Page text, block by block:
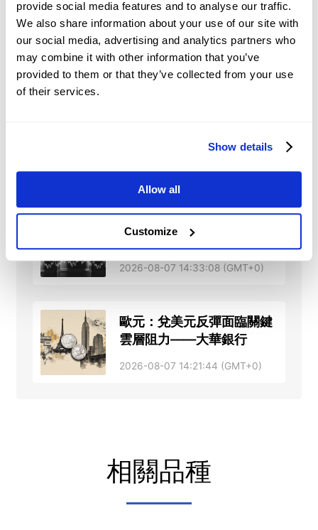
provide social media features and to analyse our traffic.
We also share information about your use of our site with
our social media, advertising and analytics partners who
may combine it with other information that you’ve
provided to them or that they’ve collected from your use
of their services.
Show details
Allow all
Customize
布倫特原油：美伊緊張局勢
支撐價格 – 荷蘭國際集團
2026-08-07 14:35:46 (GMT+0)
持平，市場聚焦美國非農就
2026-08-07 14:33:50 (GMT+0)
益加劇的內部戰爭風險支撐
油價反彈至接近78美元
2026-08-07 14:33:08 (GMT+0)
歐元：兌美元反彈面臨關鍵
雲層阻力——大華銀行
2026-08-07 14:21:44 (GMT+0)
相關品種